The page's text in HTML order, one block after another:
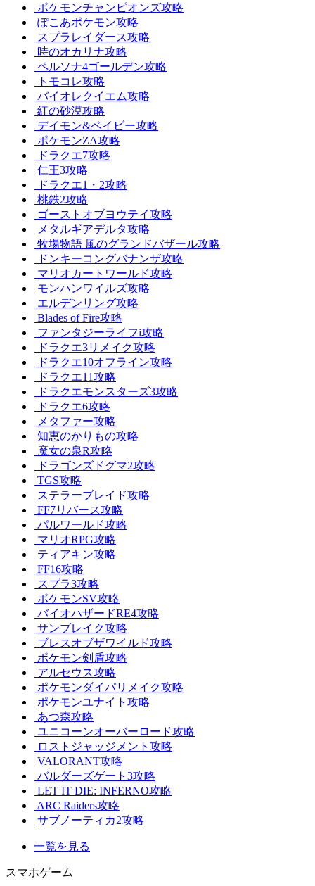
ポケモンチャンピオンズ攻略
ぽこあポケモン攻略
スプラレイダース攻略
時のオカリナ攻略
ペルソナ4ゴールデン攻略
トモコレ攻略
バイオレクイエム攻略
紅の砂漠攻略
デイモン&ベイビー攻略
ポケモンZA攻略
ドラクエ7攻略
仁王3攻略
ドラクエ1・2攻略
桃鉄2攻略
ゴーストオブヨウテイ攻略
メタルギアデルタ攻略
牧場物語 風のグランドバザール攻略
ドンキーコングバナンザ攻略
マリオカートワールド攻略
モンハンワイルズ攻略
エルデンリング攻略
Blades of Fire攻略
ファンタジーライフi攻略
ドラクエ3リメイク攻略
ドラクエ10オフライン攻略
ドラクエ11攻略
ドラクエモンスターズ3攻略
ドラクエ6攻略
メタファー攻略
知恵のかりもの攻略
魔女の泉R攻略
ドラゴンズドグマ2攻略
TGS攻略
ステラーブレイド攻略
FF7リバース攻略
パルワールド攻略
マリオRPG攻略
ティアキン攻略
FF16攻略
スプラ3攻略
ポケモンSV攻略
バイオハザードRE4攻略
サンブレイク攻略
ブレスオブザワイルド攻略
ポケモン剣盾攻略
アルセウス攻略
ポケモンダイパリメイク攻略
ポケモンユナイト攻略
あつ森攻略
ユニコーンオーバーロード攻略
ロストジャッジメント攻略
VALORANT攻略
バルダーズゲート3攻略
LET IT DIE: INFERNO攻略
ARC Raiders攻略
サブノーティカ2攻略
一覧を見る
スマホゲーム